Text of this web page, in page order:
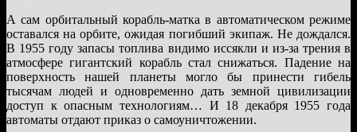
А сам орбитальный корабль-матка в автоматическом режиме
оставался на орбите, ожидая погибший экипаж. Не дождался.
В 1955 году запасы топлива видимо иссякли и из-за трения в
атмосфере гигантский корабль стал снижаться. Падение на
поверхность нашей планеты могло бы принести гибель
тысячам людей и одновременно дать земной цивилизации
доступ к опасным технологиям… И 18 декабря 1955 года
автоматы отдают приказ о самоуничтожении.